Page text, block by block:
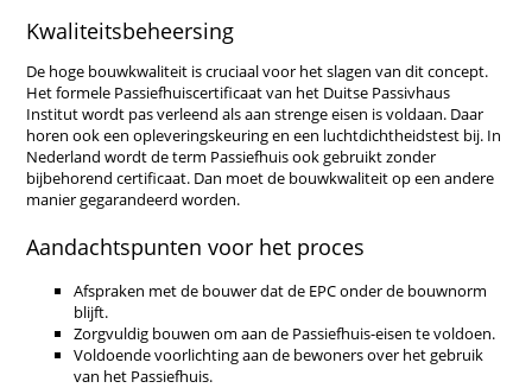
Kwaliteitsbeheersing
De hoge bouwkwaliteit is cruciaal voor het slagen van dit concept.
Het formele Passiefhuiscertificaat van het Duitse Passivhaus
Institut wordt pas verleend als aan strenge eisen is voldaan. Daar
horen ook een opleveringskeuring en een luchtdichtheidstest bij. In
Nederland wordt de term Passiefhuis ook gebruikt zonder
bijbehorend certificaat. Dan moet de bouwkwaliteit op een andere
manier gegarandeerd worden.
Aandachtspunten voor het proces
Afspraken met de bouwer dat de EPC onder de bouwnorm
blijft.
Zorgvuldig bouwen om aan de Passiefhuis-eisen te voldoen.
Voldoende voorlichting aan de bewoners over het gebruik
van het Passiefhuis.